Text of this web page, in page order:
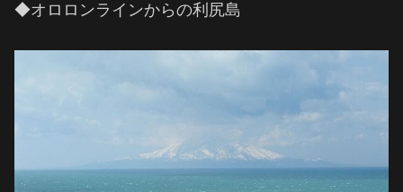
◆オロロンラインからの利尻島